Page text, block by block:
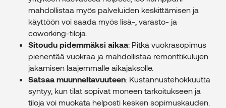
mahdollistaa myös palveluiden keskittämisen ja
käyttöön voi saada myös lisä-, varasto- ja
coworking-tiloja.
Sitoudu pidemmäksi aikaa: Pitkä vuokrasopimus
pienentää vuokraa ja mahdollistaa remonttikulujen
jakamisen laajemmalle aikajaksolle.
Satsaa muunneltavuuteen: Kustannustehokkuutta
syntyy, kun tilat sopivat moneen tarkoitukseen ja
tiloja voi muokata helposti kesken sopimuskauden.